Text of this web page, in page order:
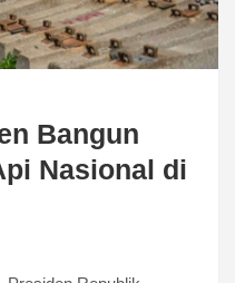
Bangun
Nasional di